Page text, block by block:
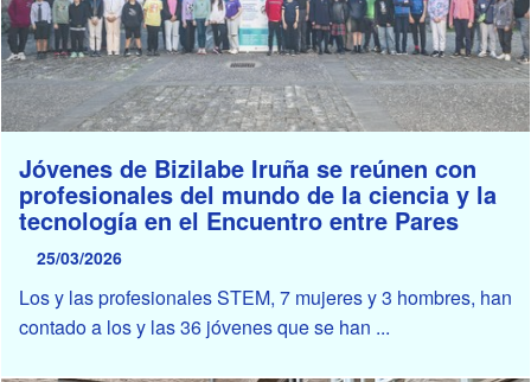
Jóvenes de Bizilabe Iruña se reúnen con
profesionales del mundo de la ciencia y la
tecnología en el Encuentro entre Pares
25/03/2026
Los y las profesionales STEM, 7 mujeres y 3 hombres, han
contado a los y las 36 jóvenes que se han ...